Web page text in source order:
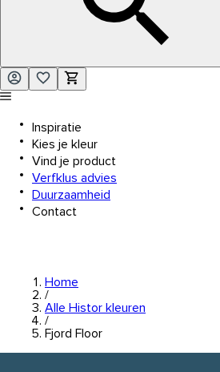
Inspiratie
Kies je kleur
Vind je product
Verfklus advies
Duurzaamheid
Contact
Home
/
Alle Histor kleuren
/
Fjord Floor